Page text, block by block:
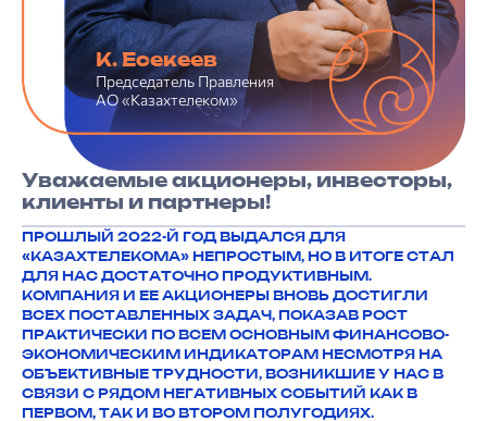
Уважаемые акционеры, инвесторы,
клиенты и партнеры!
ПРОШЛЫЙ 2022-Й ГОД ВЫДАЛСЯ ДЛЯ
«КАЗАХТЕЛЕКОМА» НЕПРОСТЫМ, НО В ИТОГЕ СТАЛ
ДЛЯ НАС ДОСТАТОЧНО ПРОДУКТИВНЫМ.
КОМПАНИЯ И ЕЕ АКЦИОНЕРЫ ВНОВЬ ДОСТИГЛИ
ВСЕХ ПОСТАВЛЕННЫХ ЗАДАЧ, ПОКАЗАВ РОСТ
ПРАКТИЧЕСКИ ПО ВСЕМ ОСНОВНЫМ ФИНАНСОВО-
ЭКОНОМИЧЕСКИМ ИНДИКАТОРАМ НЕСМОТРЯ НА
ОБЪЕКТИВНЫЕ ТРУД­НОСТИ, ВОЗНИКШИЕ У НАС В
СВЯЗИ С РЯДОМ НЕГАТИВНЫХ СОБЫТИЙ КАК В
ПЕРВОМ, ТАК И ВО ВТОРОМ ПОЛУГОДИЯХ.
К. Есекеев
Председатель Правления
АО «Казахтелеком»